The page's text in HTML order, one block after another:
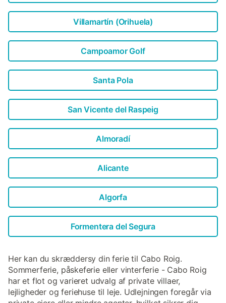
Villamartín (Orihuela)
Campoamor Golf
Santa Pola
San Vicente del Raspeig
Almoradí
Alicante
Algorfa
Formentera del Segura
Her kan du skræddersy din ferie til Cabo Roig.
Sommerferie, påskeferie eller vinterferie - Cabo Roig
har et flot og varieret udvalg af private villaer,
lejligheder og feriehuse til leje. Udlejningen foregår via